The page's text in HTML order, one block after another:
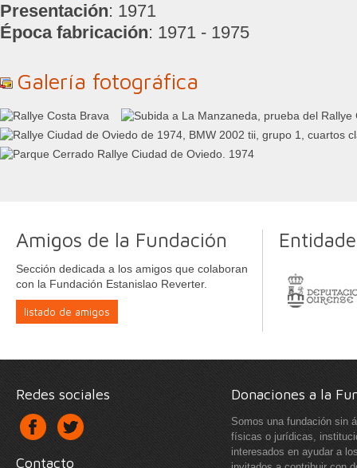
Presentación: 1971
Época fabricación: 1971 - 1975
Galería fotográfica
Amigos de la Fundación
Sección dedicada a los amigos que colaboran
con la Fundación Estanislao Reverter.
listado de amigos
Redes sociales
Contacto
Donaciones a la
Somos una fundación sin
físicas o jurídicas,
interesados en ayudar a